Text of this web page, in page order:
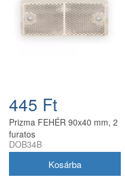
445 Ft
Prizma FEHÉR 90x40 mm, 2
furatos
DOB34B